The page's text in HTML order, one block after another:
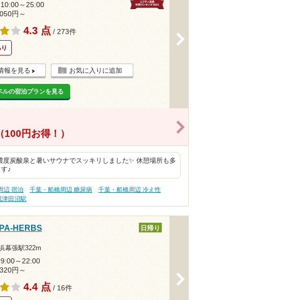
～25:00
円～
4.3 点 / 273件
報を見る お気に入りに追加
ルの宿泊プランを見る
円お得！）
炭酸泉と暑いサウナでスッキリしました✨ 休憩場所も多
♪
辺 宿泊 千葉・船橋周辺 糖尿病
千葉・船橋周辺 冷え性
津田沼駅
HERBS
幕張駅322m
日帰り
～22:00
円～
4.4 点 / 16件